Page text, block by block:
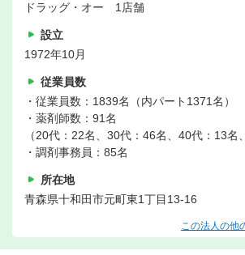
ドラッグ・オー 1店舗
設立
1972年10月
従業員数
・従業員数：1839名（内パート1371名）
・薬剤師数：91名
（20代：22名、30代：46名、40代：13名
・調剤事務員：85名
所在地
青森県十和田市元町東1丁目13-16
この法人の他